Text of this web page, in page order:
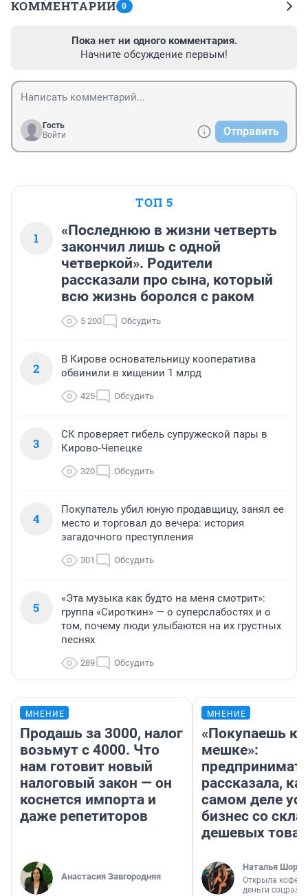
КОММЕНТАРИИ 0
Пока нет ни одного комментария.
Начните обсуждение первым!
Гость
Войти
Отправить
ТОП 5
1
«Последнюю в жизни четверть
закончил лишь с одной
четверкой». Родители
рассказали про сына, который
всю жизнь боролся с раком
5 200 Обсудить
2
В Кирове основательницу кооператива
обвинили в хищении 1 млрд
425 Обсудить
3
СК проверяет гибель супружеской пары в
Кирово-Чепецке
320 Обсудить
4
Покупатель убил юную продавщицу, занял ее
место и торговал до вечера: история
загадочного преступления
301 Обсудить
5
«Эта музыка как будто на меня смотрит»:
группа «Сироткин» — о суперслабостях и о
том, почему люди улыбаются на их грустных
песнях
289 Обсудить
МНЕНИЕ
Продашь за 3000, налог
возьмут с 4000. Что
нам готовит новый
налоговый закон — он
коснется импорта и
даже репетиторов
Анастасия Завгородняя
МНЕНИЕ
«Покупаешь
мешке»:
рассказала,
самом деле
бизнес со
дешевых
Наталья
Открыла
деньги